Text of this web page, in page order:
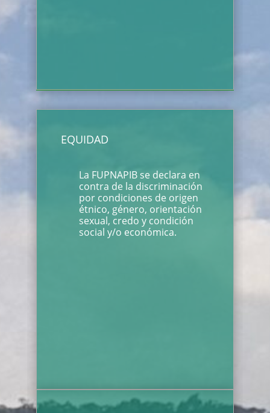
EQUIDAD
La FUPNAPIB se declara en
contra de la discriminación
por condiciones de origen
étnico, género, orientación
sexual, credo y condición
social y/o económica.